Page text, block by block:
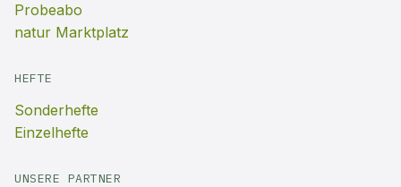
Probeabo
natur Marktplatz
HEFTE
Sonderhefte
Einzelhefte
UNSERE PARTNER